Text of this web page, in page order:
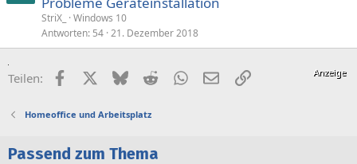
StriX_
Windows 10
Antworten 54 21. Dezember 2018
Teilen: FacebookX (Twitter)
BlueskyRedditWhatsApp
E-MailLink
Homeoffice und Arbeitsplatz
Passend zum Thema